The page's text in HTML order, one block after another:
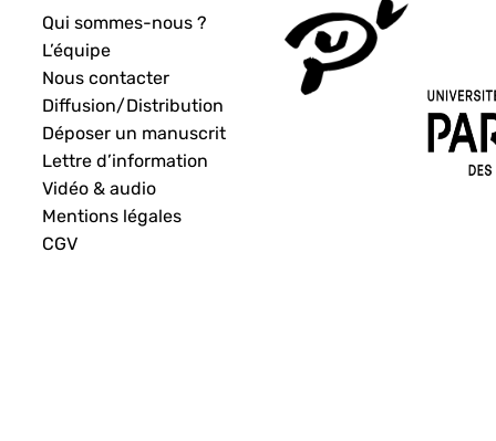
Qui sommes-nous ?
L’équipe
Nous contacter
Diffusion/Distribution
Déposer un manuscrit
Lettre d’information
Vidéo & audio
Mentions légales
CGV